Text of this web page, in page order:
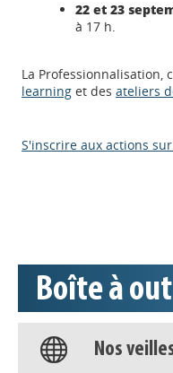
22 et 23
à 17 h.
La Professionnalisation,
learning et desateliers
S'inscrire aux actions
Boîte à
Appels à
Base
Nos